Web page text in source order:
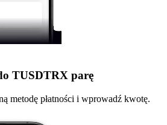
TUSDTRX parę
metodę płatności i wprowadź kwotę.